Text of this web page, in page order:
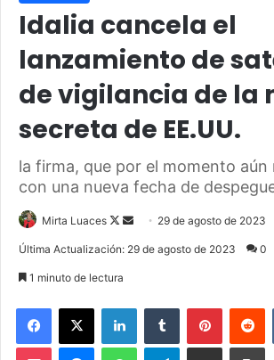
Idalia cancela el
lanzamiento de
de vigilancia de la
secreta de EE.UU.
la firma, que por el momento aún
con una nueva fecha de
Mirta Luaces
F
o
w
o
a
e
29 de agosto de 2023
Última Actualización: 29 de agosto de 2023 0
1 minuto de lectura
Telegram